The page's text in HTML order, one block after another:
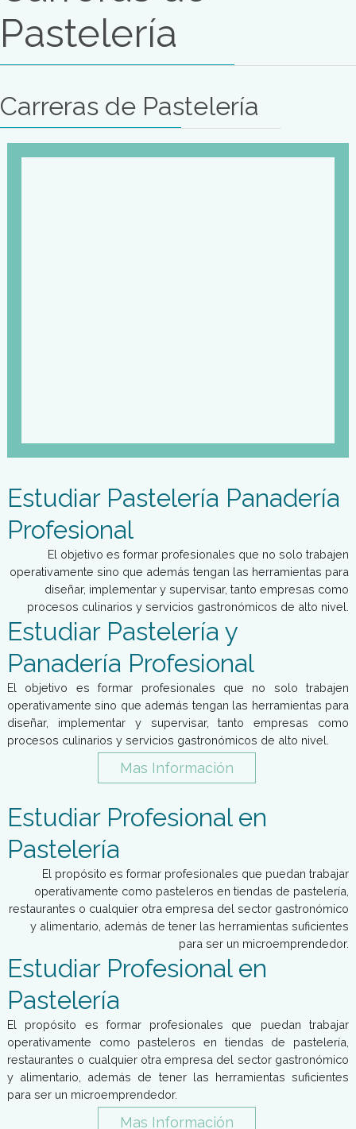
adquiriendo habilidades para destacarse en el mercado.
materias incluyen estudios en nutrición, enología, idiomas
ceremonial y protocolo.
Mas Información
Estudiar Pastelería
Profesional
El objetivo es formar profesionales que no solo
operativamente sino que además tengan las
diseñar, implementar y supervisar, tanto empresas
Estudiar Pastelería y
Panadería Profesional
El objetivo es formar profesionales que no solo
operativamente sino que además tengan las
diseñar, implementar y supervisar, tanto empresas
procesos culinarios y servicios gastronómicos de alto
Mas Información
Estudiar Profesional en